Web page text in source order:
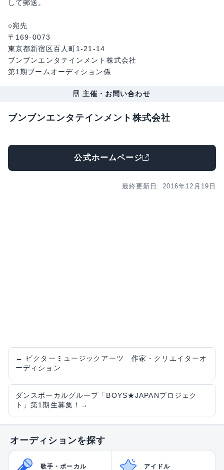
して郵送。
○宛先
〒169-0073
東京都新宿区百人町1-21-14
ブンブンエンタテインメント株式会社
第1期ブームオーディション係
主催・お問い合わせ
ブンブンエンタテインメント株式会社
公式ホームページ
最終更新日: 2016年12月19日
←
ビクターミュージックアーツ 作家・クリエイターオ
ーディション
ダンスボーカルグループ「BOYS★JAPANプロジェク
ト」第1期生募集！ →
オーディションを探す
歌手・ボーカル アイドル